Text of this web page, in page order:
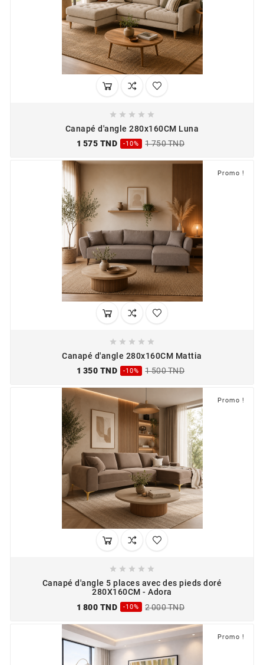
    
Canapé d'angle 280x160CM Luna
1 575 TND
-10% 1 750 TND
Promo !
    
Canapé d'angle 280x160CM Mattia
1 350 TND
-10% 1 500 TND
Promo !
    
Canapé d'angle 5 places avec des pieds doré
280X160CM - Adora
1 800 TND
-10% 2 000 TND
Promo !